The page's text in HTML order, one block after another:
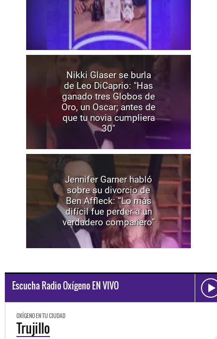
Nikki Glaser se burla
de Leo DiCaprio: "Has
ganado tres Globos de
Oro, un Oscar; antes de
que tu novia cumpliera
30"
Jennifer Garner habló
sobre su divorcio de
Ben Affleck: “Lo más
difícil fue perder a un
verdadero compañero”
Escucha Radio Oxígeno EN VIVO
OXÍGENO EN TU CIUDAD
Trujillo